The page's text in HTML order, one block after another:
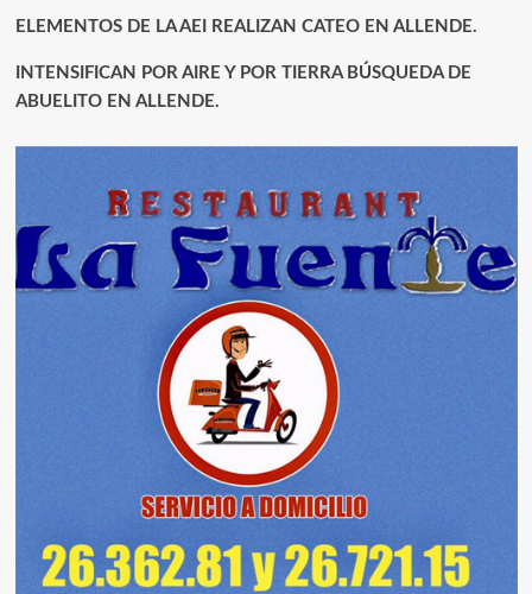
ELEMENTOS DE LA AEI REALIZAN CATEO EN ALLENDE.
INTENSIFICAN POR AIRE Y POR TIERRA BÚSQUEDA DE
ABUELITO EN ALLENDE.